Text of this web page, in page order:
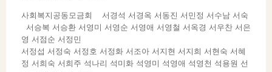
사회복지공동모금회 서경석 서경옥 서동진 서민정 서수남 서숙
서승복 서승환 서영미 서영순 서영애 서영철 서옥경 서우찬 서은
영 서점순 서정민
서정섭 서정숙 서정호 서정화 서조아 서지현 서지희 서현숙 서혜
정 서희숙 서희주 석나리 석미화 석영미 석영애 석영천 석용원 선